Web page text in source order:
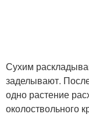
Сухим
заделывают.
одно растение
околоствольного